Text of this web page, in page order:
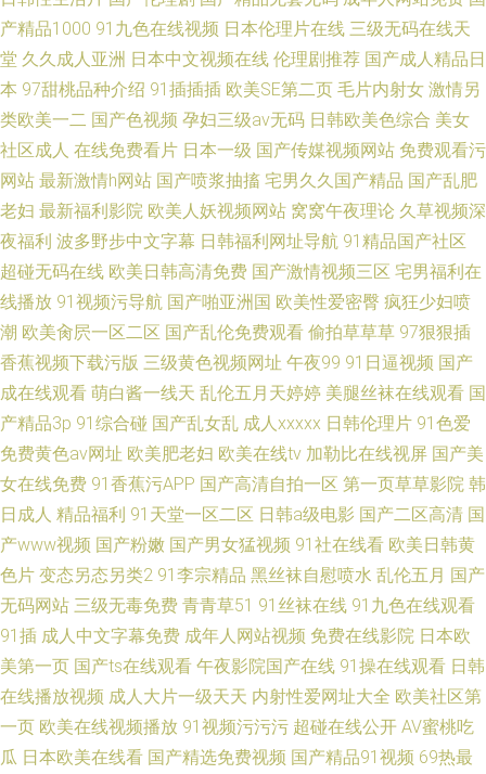
产精品1000 91九色在线视频 日本伦理片在线 三级无码在线天
堂 久久成人亚洲 日本中文视频在线 伦理剧推荐 国产成人精品日
本 97甜桃品种介绍 91插插插 欧美SE第二页 毛片内射女 激情另
类欧美一二 国产色视频 孕妇三级av无码 日韩欧美色综合 美女
社区成人 在线免费看片 日本一级 国产传媒视频网站 免费观看污
网站 最新激情h网站 国产喷浆抽搐 宅男久久国产精品 国产乱肥
老妇 最新福利影院 欧美人妖视频网站 窝窝午夜理论 久草视频深
夜福利 波多野步中文字幕 日韩福利网址导航 91精品国产社区
超碰无码在线 欧美日韩高清免费 国产激情视频三区 宅男福利在
线播放 91视频污导航 国产啪亚洲国 欧美性爱密臀 疯狂少妇喷
潮 欧美肏屄一区二区 国产乱伦免费观看 偷拍草草草 97狠狠插
香蕉视频下载污版 三级黄色视频网址 午夜99 91日逼视频 国产
成在线观看 萌白酱一线天 乱伦五月天婷婷 美腿丝袜在线观看 国
产精品3p 91综合碰 国产乱女乱 成人xxxxx 日韩伦理片 91色爱
免费黄色av网址 欧美肥老妇 欧美在线tv 加勒比在线视屏 国产美
女在线免费 91香蕉污APP 国产高清自拍一区 第一页草草影院 韩
日成人 精品福利 91天堂一区二区 日韩a级电影 国产二区高清 国
产www视频 国产粉嫩 国产男女猛视频 91社在线看 欧美日韩黄
色片 变态另态另类2 91李宗精品 黑丝袜自慰喷水 乱伦五月 国产
无码网站 三级无毒免费 青青草51 91丝袜在线 91九色在线观看
91插 成人中文字幕免费 成年人网站视频 免费在线影院 日本欧
美第一页 国产ts在线观看 午夜影院国产在线 91操在线观看 日韩
在线播放视频 成人大片一级天天 内射性爱网址大全 欧美社区第
一页 欧美在线视频播放 91视频污污污 超碰在线公开 AV蜜桃吃
瓜 日本欧美在线看 国产精选免费视频 国产精品91视频 69热最